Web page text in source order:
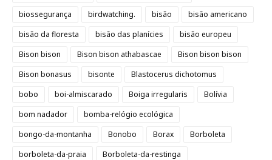
biossegurança
birdwatching. bisão
bisão americano
bisão da floresta
bisão das planícies
bisão europeu
Bison bison
Bison bison athabascae
Bison bison bison
Bison bonasus
bisonte
Blastocerus dichotomus
bobo
boi-almiscarado Boiga irregularis
Bolívia
bom nadador
bomba-relógio ecológica
bongo-da-montanha
Bonobo Borax
Borboleta
borboleta-da-praia
Borboleta-da-restinga